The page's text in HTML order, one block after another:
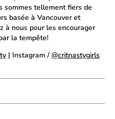
sommes tellement fiers de
basée à Vancouver et
à nous pour les encourager
la tempête!
| Instagram /@critnastygirls